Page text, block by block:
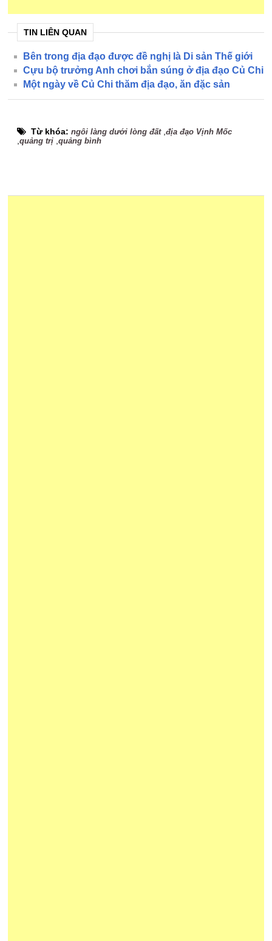
TIN LIÊN QUAN
Bên trong địa đạo được đề nghị là Di sản Thế giới
Cựu bộ trưởng Anh chơi bắn súng ở địa đạo Củ Chi
Một ngày về Củ Chi thăm địa đạo, ăn đặc sản
Từ khóa:ngôi làng dưới lòng đất,địa đạo Vịnh Mốc
,quảng trị ,quảng bình